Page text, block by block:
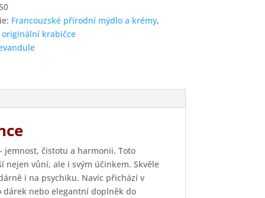
Francouzské přírodní mýdlo a krémy,
originální krabičce
jemnost, čistotu a harmonii. Toto
vůní, ale i svým účinkem. Skvěle
i na psychiku. Navíc přichází v
dárek nebo elegantní doplněk do